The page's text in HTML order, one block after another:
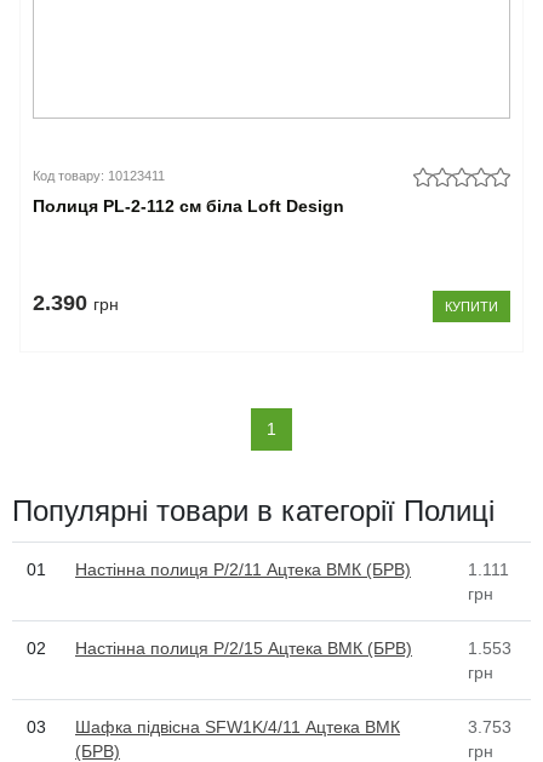
Код товару: 10123411
Полиця PL-2-112 см біла Loft Design
2.390 грн КУПИТИ
1
Популярні товари в категорії Полиці
01 Настінна полиця P/2/11 Ацтека ВМК (БРВ)
1.111
грн
02 Настінна полиця P/2/15 Ацтека ВМК (БРВ)
1.553
грн
03
Шафка підвісна SFW1K/4/11 Ацтека ВМК
(БРВ)
3.753
грн